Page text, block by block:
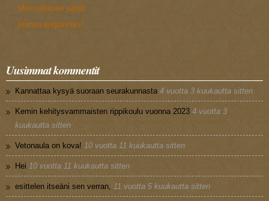
Messubiisien sanat
Isonen englanniksi
Uusimmat kommentit
Kannattaa kysyä suoraan seurakunnasta 4 vuotta 3 kuukautta sitten
Kemin kehitysvammaisten rippikoulu vuonna 2023 4 vuotta 3
kuukautta sitten
Vetonaula on kova! 10 vuotta 11 kuukautta sitten
Hei 10 vuotta 11 kuukautta sitten
esittelen itseäni sen verran, 11 vuotta 5 kuukautta sitten